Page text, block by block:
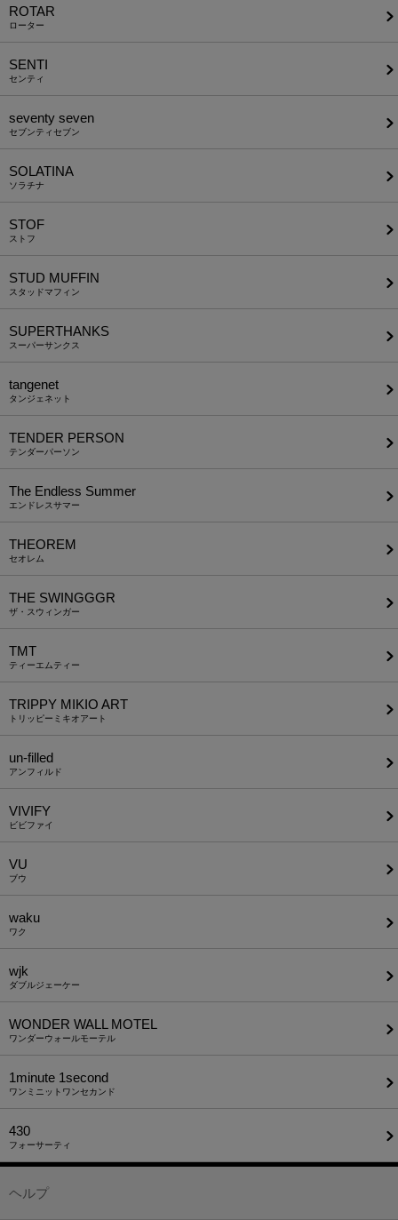
ROTAR
ローター
SENTI
センティ
seventy seven
セブンティセブン
SOLATINA
ソラチナ
STOF
ストフ
STUD MUFFIN
スタッドマフィン
SUPERTHANKS
スーパーサンクス
tangenet
タンジェネット
TENDER PERSON
テンダーパーソン
The Endless Summer
エンドレスサマー
THEOREM
セオレム
THE SWINGGGR
ザ・スウィンガー
TMT
ティーエムティー
TRIPPY MIKIO ART
トリッピーミキオアート
un-filled
アンフィルド
VIVIFY
ビビファイ
VU
ブウ
waku
ワク
wjk
ダブルジェーケー
WONDER WALL MOTEL
ワンダーウォールモーテル
1minute​ 1second
ワンミニットワンセカンド
430
フォーサーティ
ヘルプ